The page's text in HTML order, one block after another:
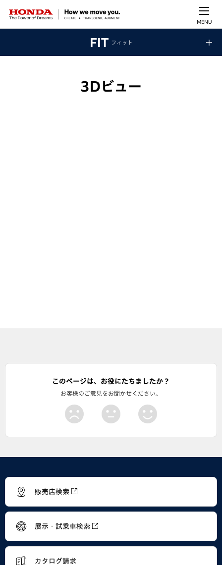
MENU
FIT フィット
3Dビュー
このページは、お役にたちましたか？
お客様のご意見をお聞かせください。
販売店検索
展示・試乗車検索
カタログ請求